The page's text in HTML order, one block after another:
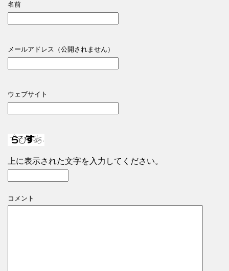
名前
メールアドレス（公開されません）
ウェブサイト
上に表示された文字を入力してください。
コメント